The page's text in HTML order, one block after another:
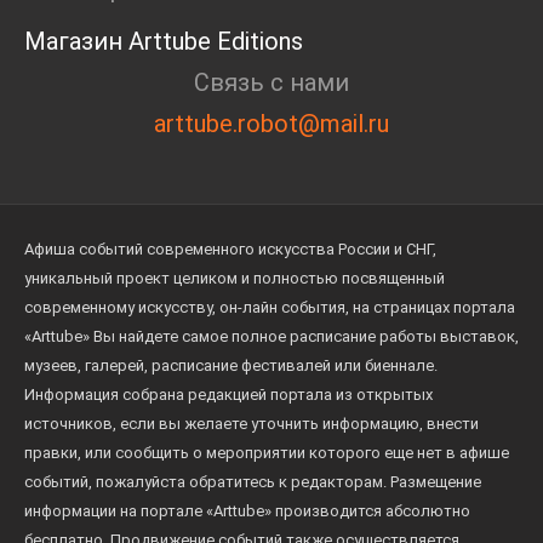
других.
Магазин Arttube Editions
Связь с нами
arttube.robot@mail.ru
Афиша событий современного искусства России и СНГ,
уникальный проект целиком и полностью посвященный
современному искусству, он-лайн события, на страницах портала
«Arttube» Вы найдете самое полное расписание работы выставок,
музеев, галерей, расписание фестивалей или биеннале.
Информация собрана редакцией портала из открытых
источников, если вы желаете уточнить информацию, внести
правки, или сообщить о мероприятии которого еще нет в афише
событий, пожалуйста обратитесь к редакторам. Размещение
информации на портале «Arttube» производится абсолютно